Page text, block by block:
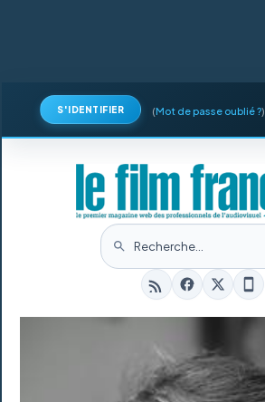
S'IDENTIFIER (Mot de passe oublié ?)